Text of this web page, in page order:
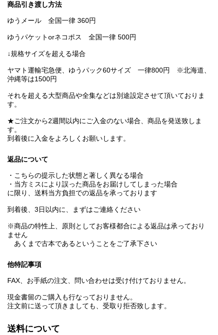
商品引き渡し方法
ゆうメール 全国一律 360円
ゆうパケットorネコポス 全国一律 500円
↓規格サイズを超える場合
ヤマト運輸宅急便、ゆうパック60サイズ 一律800円 ※北海道、
沖縄等は1500円
それを超える大型商品や全集などは別途設定させて頂いておりま
す。
★ご注文から2週間以内にご入金のない場合、商品を発送致しま
す。
到着後に入金をよろしくお願いします。
返品について
・こちらの提示した状態と著しく異なる場合
・当方ミスにより誤った商品をお届けしてしまった場合
に限り、送料当方負担での返品を承っております
到着後、3日以内に、まずはご連絡ください
※商品の特性上、原則としてお客様都合による返品は承っており
ません
あくまで古本であるということをご了承下さい
他特記事項
FAX、お手紙の注文、問い合わせは受け付けておりません。
現金書留のご購入も行なっておりません。
注文前に送って頂きましても、受取り拒否致します。
送料について